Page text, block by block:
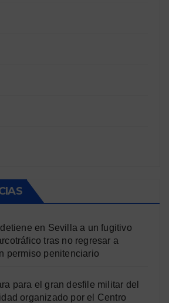
en Sevilla a un fugitivo
tras no regresar a
permiso penitenciario
para el gran desfile militar del
organizado por el Centro